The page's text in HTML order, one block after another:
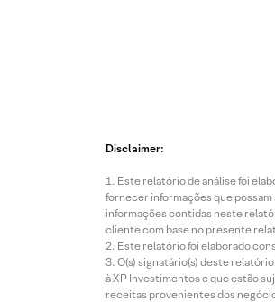
Disclaimer:
Este relatório de análise foi
fornecer informações que
informações contidas neste
cliente com base no presente
Este relatório foi elaborado
O(s) signatário(s) deste
à XP Investimentos e que estão
receitas provenientes dos